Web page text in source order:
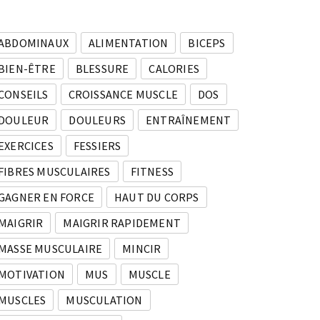
ALIMENTATION
BICEPS
ÊTRE
BLESSURE
CALORIES
CROISSANCE MUSCLE
DOS
DOULEURS
ENTRAÎNEMENT
FESSIERS
MUSCULAIRES
FITNESS
EN FORCE
HAUT DU CORPS
MAIGRIR RAPIDEMENT
MUSCULAIRE
MINCIR
MUS
MUSCLE
MUSCULATION